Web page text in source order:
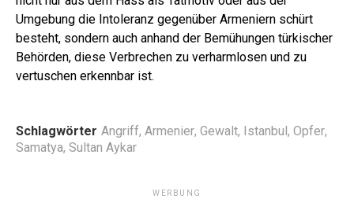
Umgebung die Intoleranz gegenüber Armeniern schürt
besteht, sondern auch anhand der Bemühungen türkischer
Behörden, diese Verbrechen zu verharmlosen und zu
vertuschen erkennbar ist.
Schlagwörter Angriff, Armenier, Gewalt, Istanbul , Opfer,
Samatya, Sultan Aykar
WERBUNG